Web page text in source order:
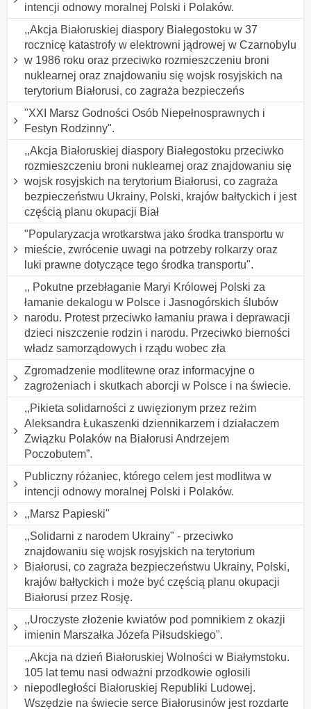
intencji odnowy moralnej Polski i Polaków.
,,Akcja Białoruskiej diaspory Białegostoku w 37
rocznicę katastrofy w elektrowni jądrowej w Czarnobylu
w 1986 roku oraz przeciwko rozmieszczeniu broni
nuklearnej oraz znajdowaniu się wojsk rosyjskich na
terytorium Białorusi, co zagraża bezpieczeńs
"XXI Marsz Godności Osób Niepełnosprawnych i
Festyn Rodzinny".
,,Akcja Białoruskiej diaspory Białegostoku przeciwko
rozmieszczeniu broni nuklearnej oraz znajdowaniu się
wojsk rosyjskich na terytorium Białorusi, co zagraża
bezpieczeństwu Ukrainy, Polski, krajów bałtyckich i jest
częścią planu okupacji Biał
"Popularyzacja wrotkarstwa jako środka transportu w
mieście, zwrócenie uwagi na potrzeby rolkarzy oraz
luki prawne dotyczące tego środka transportu".
,, Pokutne przebłaganie Maryi Królowej Polski za
łamanie dekalogu w Polsce i Jasnogórskich ślubów
narodu. Protest przeciwko łamaniu prawa i deprawacji
dzieci niszczenie rodzin i narodu. Przeciwko bierności
władz samorządowych i rządu wobec zła
Zgromadzenie modlitewne oraz informacyjne o
zagrożeniach i skutkach aborcji w Polsce i na świecie.
,,Pikieta solidarności z uwięzionym przez reżim
Aleksandra Łukaszenki dziennikarzem i działaczem
Związku Polaków na Białorusi Andrzejem
Poczobutem”.
Publiczny różaniec, którego celem jest modlitwa w
intencji odnowy moralnej Polski i Polaków.
,,Marsz Papieski"
,,Solidarni z narodem Ukrainy" - przeciwko
znajdowaniu się wojsk rosyjskich na terytorium
Białorusi, co zagraża bezpieczeństwu Ukrainy, Polski,
krajów bałtyckich i może być częścią planu okupacji
Białorusi przez Rosję.
,,Uroczyste złożenie kwiatów pod pomnikiem z okazji
imienin Marszałka Józefa Piłsudskiego".
,,Akcja na dzień Białoruskiej Wolności w Białymstoku.
105 lat temu nasi odważni przodkowie ogłosili
niepodległości Białoruskiej Republiki Ludowej.
Wszędzie na świecie serce Białorusinów jest rozdarte